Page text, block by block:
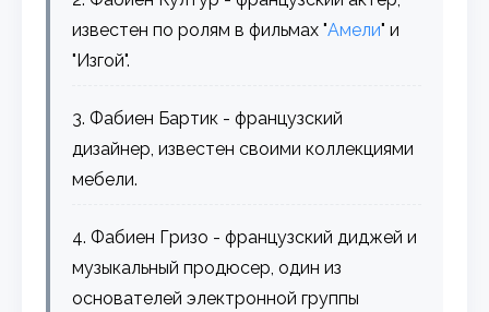
известен по ролям в фильмах "Амели" и
"Изгой".
3. Фабиен Бартик - французский
дизайнер, известен своими коллекциями
мебели.
4. Фабиен Гризо - французский диджей и
музыкальный продюсер, один из
основателей электронной группы